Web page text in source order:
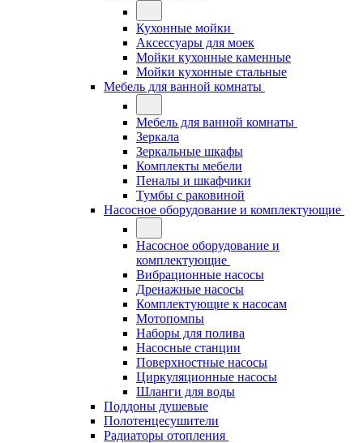
Кухонные мойки
Аксессуары для моек
Мойки кухонные каменные
Мойки кухонные стальные
Мебель для ванной комнаты
Мебель для ванной комнаты
Зеркала
Зеркальные шкафы
Комплекты мебели
Пеналы и шкафчики
Тумбы с раковиной
Насосное оборудование и комплектующие
Насосное оборудование и
комплектующие
Вибрационные насосы
Дренажные насосы
Комплектующие к насосам
Мотопомпы
Наборы для полива
Насосные станции
Поверхностные насосы
Циркуляционные насосы
Шланги для воды
Поддоны душевые
Полотенцесушители
Радиаторы отопления